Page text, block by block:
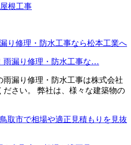
屋根工事
雨漏り修理・防水工事な…
雨漏り修理・防水工事は株式会社
ださい。 弊社は、様々な建築物の